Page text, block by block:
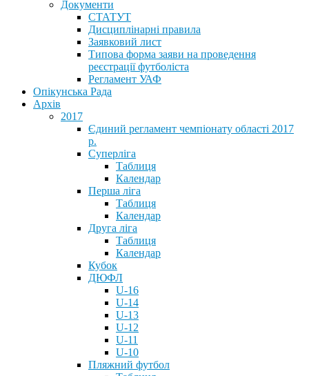
Документи
СТАТУТ
Дисциплінарні правила
Заявковий лист
Типова форма заяви на проведення
реєстрації футболіста
Регламент УАФ
Опікунська Рада
Архів
2017
Єдиний регламент чемпіонату області 2017
р.
Суперліга
Таблиця
Календар
Перша ліга
Таблиця
Календар
Друга ліга
Таблиця
Календар
Кубок
ДЮФЛ
U-16
U-14
U-13
U-12
U-11
U-10
Пляжний футбол